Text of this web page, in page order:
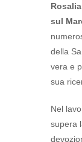
sul
della
vera e
sua
Nel
supera